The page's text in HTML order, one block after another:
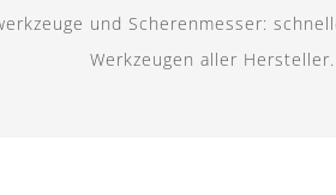
und Scherenmesser:
Werkzeugen aller Hersteller.